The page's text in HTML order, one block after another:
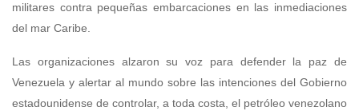
militares contra pequeñas embarcaciones en las inmediaciones
del mar Caribe.
Las organizaciones alzaron su voz para defender la paz de
Venezuela y alertar al mundo sobre las intenciones del Gobierno
estadounidense de controlar, a toda costa, el petróleo venezolano